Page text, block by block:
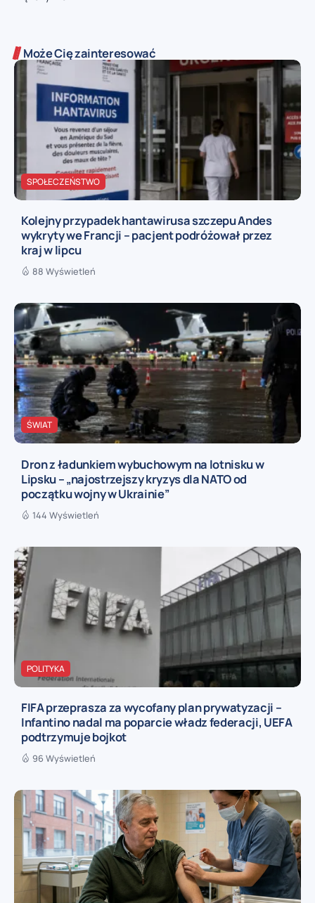
Może Cię zainteresować
SPOŁECZEŃSTWO
Kolejny przypadek hantawirusa szczepu Andes
wykryty we Francji – pacjent podróżował przez
kraj w lipcu
88 Wyświetleń
ŚWIAT
Dron z ładunkiem wybuchowym na lotnisku w
Lipsku – „najostrzejszy kryzys dla NATO od
początku wojny w Ukrainie”
144 Wyświetleń
POLITYKA
FIFA przeprasza za wycofany plan prywatyzacji –
Infantino nadal ma poparcie władz federacji, UEFA
podtrzymuje bojkot
96 Wyświetleń